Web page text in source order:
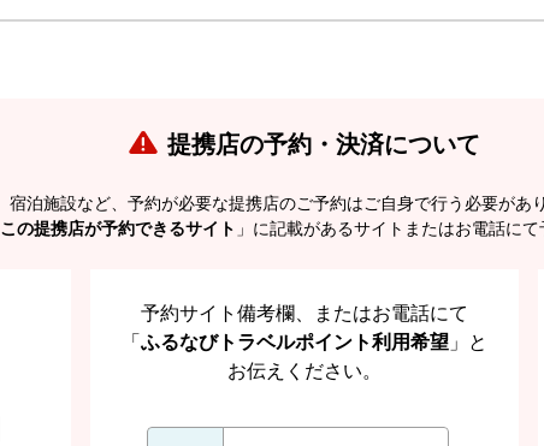
提携店の予約・決済について
宿泊施設など、予約が必要な提携店のご予約はご自身で行う必要があり
この提携店が予約できるサイト 」に記載があるサイトまたはお電話に
予約サイト備考欄、またはお電話にて
「ふるなびトラベルポイント利用希望 」と
お伝えください。